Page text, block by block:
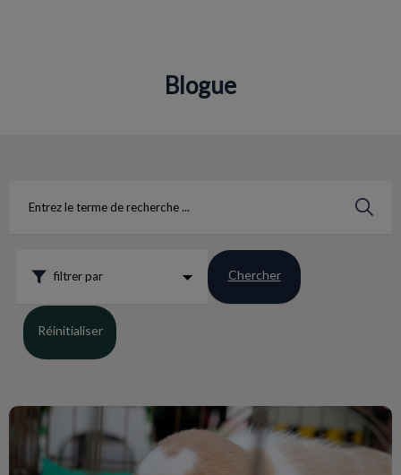
Blogue
filtrer par Chercher
Réinitialiser
8 indispensables pour votre chiot